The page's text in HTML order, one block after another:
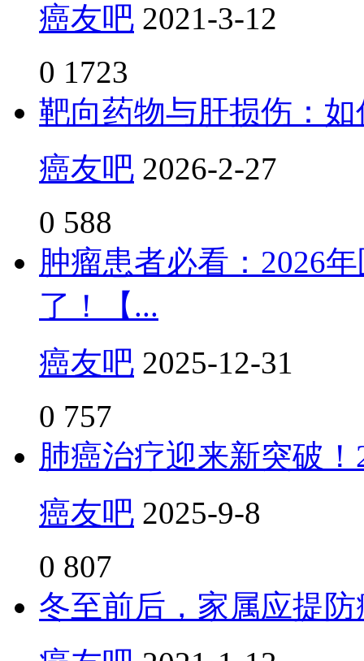
癌友吧 2021-3-12
0 1723
靶向药物与肝损伤：
癌友吧 2026-2-27
0 588
肿瘤患者必看：2026
了！【...
癌友吧 2025-12-31
0 757
肺癌治疗迎来新突破
癌友吧 2025-9-8
0 807
冬至前后，家属应提